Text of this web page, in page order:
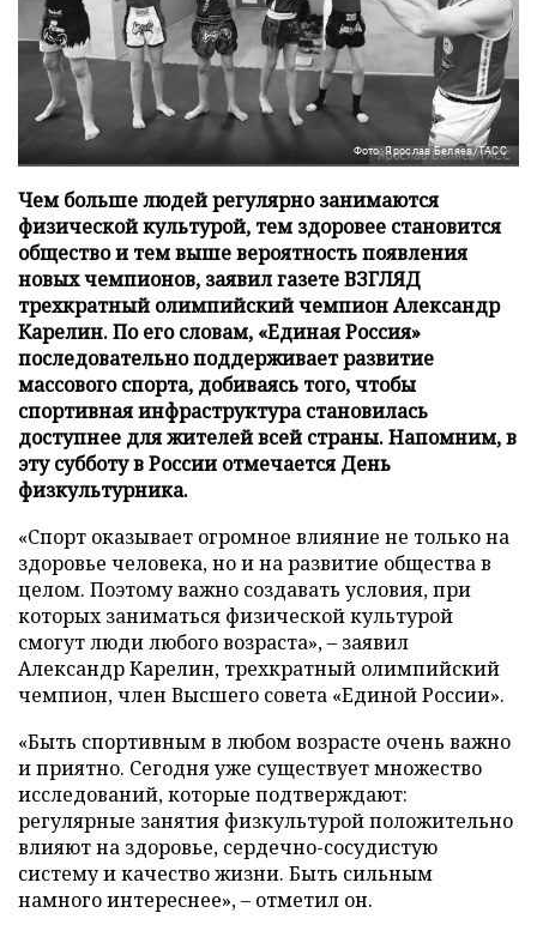
Фото: Ярослав Беляев/ТАСС
Чем больше людей регулярно занимаются
физической культурой, тем здоровее становится
общество и тем выше вероятность появления
новых чемпионов, заявил газете ВЗГЛЯД
трехкратный олимпийский чемпион Александр
Карелин. По его словам, «Единая Россия»
последовательно поддерживает развитие
массового спорта, добиваясь того, чтобы
спортивная инфраструктура становилась
доступнее для жителей всей страны. Напомним, в
эту субботу в России отмечается День
физкультурника.
«Спорт оказывает огромное влияние не только на
здоровье человека, но и на развитие общества в
целом. Поэтому важно создавать условия, при
которых заниматься физической культурой
смогут люди любого возраста», – заявил
Александр Карелин, трехкратный олимпийский
чемпион, член Высшего совета «Единой России».
«Быть спортивным в любом возрасте очень важно
и приятно. Сегодня уже существует множество
исследований, которые подтверждают:
регулярные занятия физкультурой положительно
влияют на здоровье, сердечно-сосудистую
систему и качество жизни. Быть сильным
намного интереснее», – отметил он.